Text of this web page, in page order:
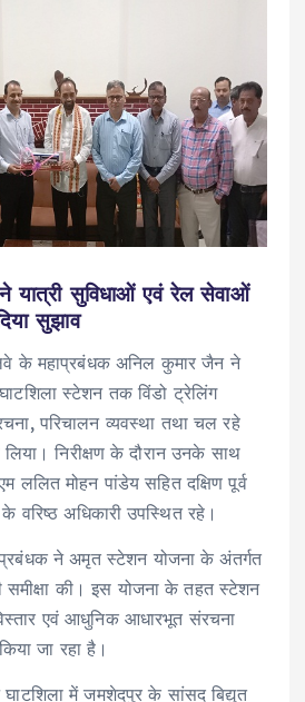
सुविधाओं एवं रेल सेवाओं
सुझाव
के महाप्रबंधक अनिल कुमार जैन ने
स्टेशन तक विंडो ट्रेलिंग
परिचालन व्यवस्था तथा चल रहे
लिया। निरीक्षण के दौरान उनके साथ
मोहन पांडेय सहित दक्षिण पूर्व
अधिकारी उपस्थित रहे।
ने अमृत स्टेशन योजना के अंतर्गत
समीक्षा की। इस योजना के तहत स्टेशन
एवं आधुनिक आधारभूत संरचना
जा रहा है।
में जमशेदपुर के सांसद बिद्युत